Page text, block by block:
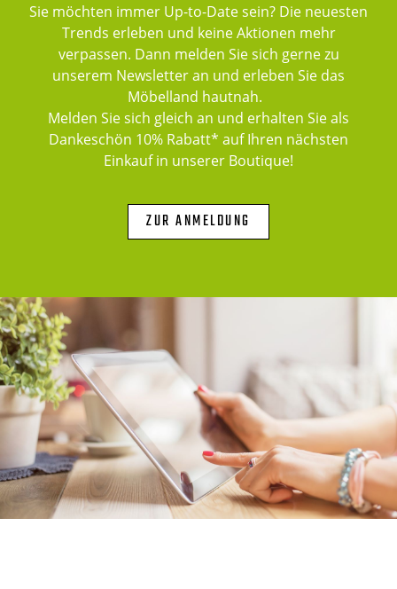
Sie möchten immer Up-to-Date sein? Die neuesten
Trends erleben und keine Aktionen mehr
verpassen. Dann melden Sie sich gerne zu
unserem Newsletter an und erleben Sie das
Möbelland hautnah.
Melden Sie sich gleich an und erhalten Sie als
Dankeschön 10% Rabatt* auf Ihren nächsten
Einkauf in unserer Boutique!
ZUR ANMELDUNG